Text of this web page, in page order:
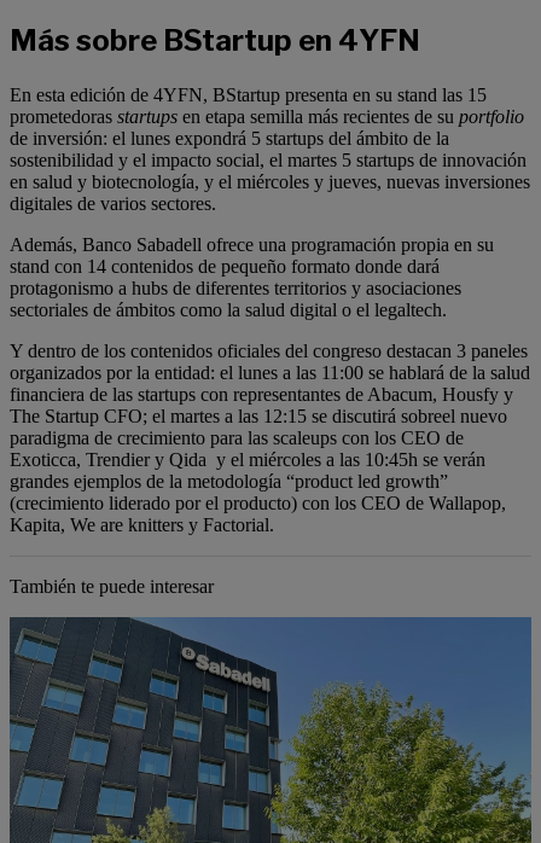
Más sobre BStartup en 4YFN
En esta edición de 4YFN, BStartup presenta en su stand las 15
prometedoras startups en etapa semilla más recientes de su portfolio
de inversión: el lunes expondrá 5 startups del ámbito de la
sostenibilidad y el impacto social, el martes 5 startups de innovación
en salud y biotecnología, y el miércoles y jueves, nuevas inversiones
digitales de varios sectores.
Además, Banco Sabadell ofrece una programación propia en su
stand con 14 contenidos de pequeño formato donde dará
protagonismo a hubs de diferentes territorios y asociaciones
sectoriales de ámbitos como la salud digital o el legaltech.
Y dentro de los contenidos oficiales del congreso destacan 3 paneles
organizados por la entidad: el lunes a las 11:00 se hablará de la salud
financiera de las startups con representantes de Abacum, Housfy y
The Startup CFO; el martes a las 12:15 se discutirá sobreel nuevo
paradigma de crecimiento para las scaleups con los CEO de
Exoticca, Trendier y Qida y el miércoles a las 10:45h se verán
grandes ejemplos de la metodología “product led growth”
(crecimiento liderado por el producto) con los CEO de Wallapop,
Kapita, We are knitters y Factorial.
También te puede interesar